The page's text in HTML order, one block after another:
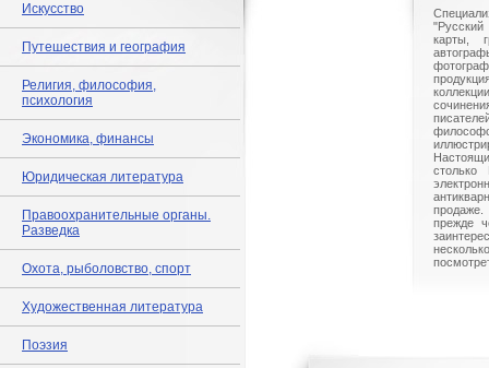
Искусство
Путешествия и география
Религия, философия,
психология
Экономика, финансы
Юридическая литература
Правоохранительные органы.
Разведка
Охота, рыболовство, спорт
Художественная литература
Поэзия
"Русский
карты,
столько
прежде